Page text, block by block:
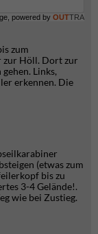
powered by OUTTRA
zum
zur Höll. Dort zur
Links,
erkennen. Die
(etwas zum
bis zu
3-4 Gelände!.
wie bei Zustieg.